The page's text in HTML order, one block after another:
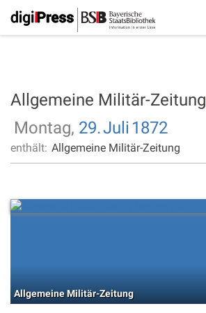
Allgemeine Militär-Zeitung
Montag, 29.Juli 1872
enthält: Allgemeine Militär-Zeitung
Allgemeine Militär-Zeitung